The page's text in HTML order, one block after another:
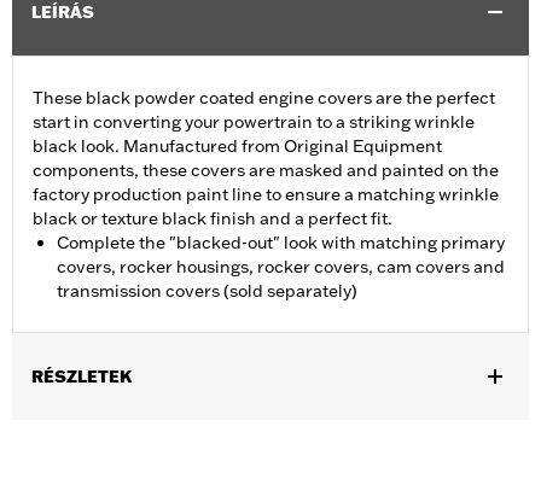
LEÍRÁS
These black powder coated engine covers are the perfect
start in converting your powertrain to a striking wrinkle
black look. Manufactured from Original Equipment
components, these covers are masked and painted on the
factory production paint line to ensure a matching wrinkle
black or texture black finish and a perfect fit.
Complete the "blacked-out" look with matching primary
covers, rocker housings, rocker covers, cam covers and
transmission covers (sold separately)
RÉSZLETEK